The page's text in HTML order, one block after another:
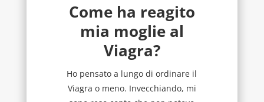
Come ha reagito
mia moglie al
Viagra?
Ho pensato a lungo di ordinare il
Viagra o meno. Invecchiando, mi